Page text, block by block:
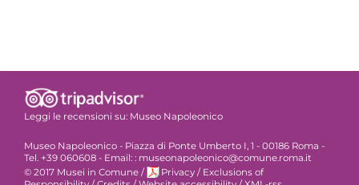
Leggi le recensioni su: Museo Napoleonico
Museo Napoleonico - Piazza di Ponte Umberto I, 1 - 00186 Roma -
Tel. +39 060608 - Email: : museonapoleonico@comune.roma.it
© 2017 Musei in Comune / Privacy / Exclusions of